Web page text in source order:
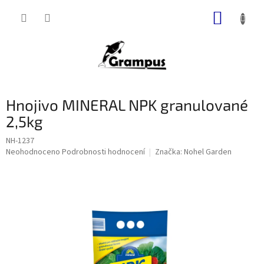
Hnojivo MINERAL NPK granulované
2,5kg
NH-1237
Průměrné
Neohodnoceno Podrobnosti hodnocení Značka: Nohel Garden